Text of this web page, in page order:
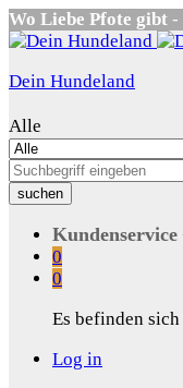
Wo Liebe Pfote gibt -
Dein Hundeland
Alle
suchen
Kundenservice
0
0
Es befinden
Log in